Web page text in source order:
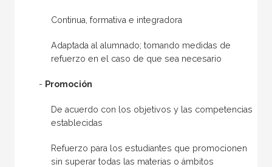
Continua, formativa e integradora
Adaptada al alumnado; tomando medidas de
refuerzo en el caso de que sea necesario
- Promoción
De acuerdo con los objetivos y las competencias
establecidas
Refuerzo para los estudiantes que promocionen
sin superar todas las materias o ámbitos